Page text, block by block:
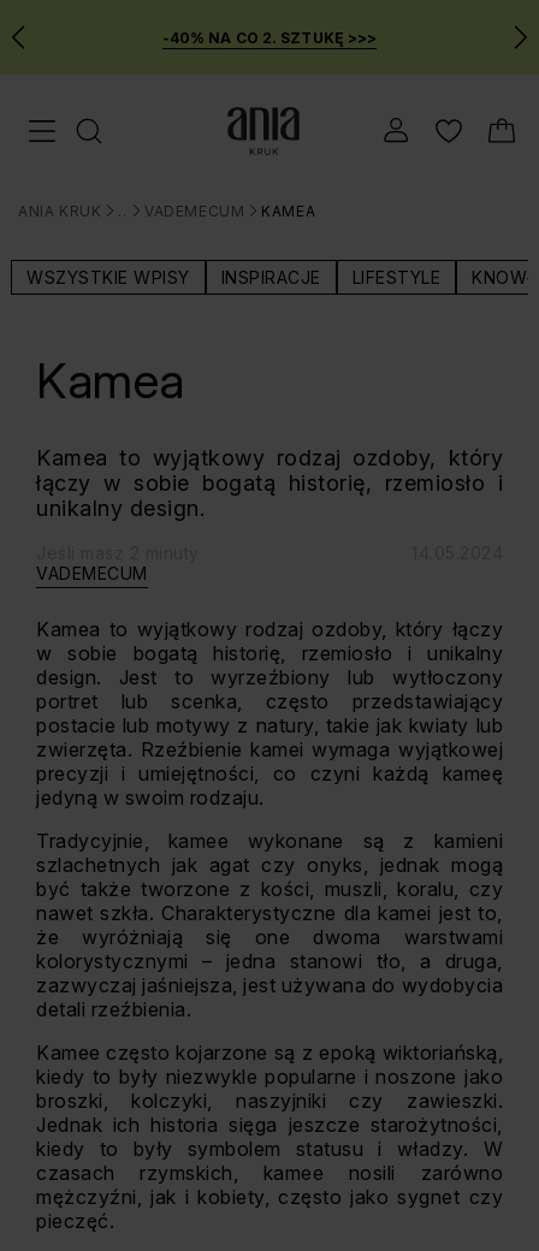
Przejdź
do
MENU
-40% NA CO 2. SZTUKĘ >>>
Menu mobilne
ANIA KRUK
>
BLOG
>
VADEMECUM
>
KAMEA
WSZYSTKIE WPISY INSPIRACJE LIFESTYLE KNOW-
Kamea
Kamea to wyjątkowy rodzaj ozdoby, który
łączy w sobie bogatą historię, rzemiosło i
unikalny design.
VADEMECUM
Kamea to wyjątkowy rodzaj ozdoby, który łączy
w sobie bogatą historię, rzemiosło i unikalny
design. Jest to wyrzeźbiony lub wytłoczony
portret lub scenka, często przedstawiający
postacie lub motywy z natury, takie jak kwiaty lub
zwierzęta. Rzeźbienie kamei wymaga wyjątkowej
precyzji i umiejętności, co czyni każdą kameę
jedyną w swoim rodzaju.
Tradycyjnie, kamee wykonane są z kamieni
szlachetnych jak agat czy onyks, jednak mogą
być także tworzone z kości, muszli, koralu, czy
nawet szkła. Charakterystyczne dla kamei jest to,
że wyróżniają się one dwoma warstwami
kolorystycznymi – jedna stanowi tło, a druga,
zazwyczaj jaśniejsza, jest używana do wydobycia
detali rzeźbienia.
Kamee często kojarzone są z epoką wiktoriańską,
kiedy to były niezwykle popularne i noszone jako
broszki, kolczyki, naszyjniki czy zawieszki.
Jednak ich historia sięga jeszcze starożytności,
kiedy to były symbolem statusu i władzy. W
czasach rzymskich, kamee nosili zarówno
mężczyźni, jak i kobiety, często jako sygnet czy
pieczęć.